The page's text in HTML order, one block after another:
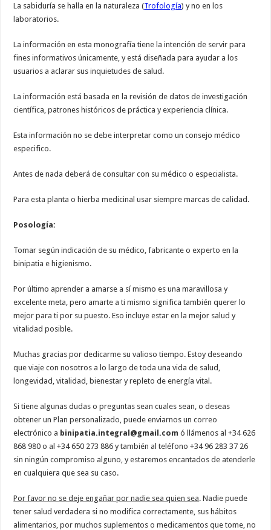
La sabiduría se halla en la naturaleza (Trofología) y no en los
laboratorios.
La información en esta monografía tiene la intención de servir para
fines informativos únicamente, y está diseñada para ayudar a los
usuarios a aclarar sus inquietudes de salud.
La información está basada en la revisión de datos de investigación
científica, patrones históricos de práctica y experiencia clínica.
Esta información no se debe interpretar como un consejo médico
especifico.
Antes de nada deberá de consultar con su médico o especialista.
Para esta planta o hierba medicinal usar siempre marcas de calidad.
Posología:
Tomar según indicación de su médico, fabricante o experto en la
binipatia e higienismo.
Por último aprender a amarse a sí mismo es una maravillosa y
excelente meta, pero amarte a ti mismo significa también querer lo
mejor para ti por su puesto. Eso incluye estar en la mejor salud y
vitalidad posible.
Muchas gracias por dedicarme su valioso tiempo. Estoy deseando
que viaje con nosotros a lo largo de toda una vida de salud,
longevidad, vitalidad, bienestar y repleto de energía vital.
Si tiene algunas dudas o preguntas sean cuales sean, o deseas
obtener un Plan personalizado, puede enviarnos un correo
electrónico a binipatia.integral@gmail.com ó llámenos al +34 626
868 980 o al +34 650 273 886 y también al teléfono +34 96 283 37 26
sin ningún compromiso alguno, y estaremos encantados de atenderle
en cualquiera que sea su caso.
Por favor no se deje engañar por nadie sea quien sea. Nadie puede
tener salud verdadera si no modifica correctamente, sus hábitos
alimentarios, por muchos suplementos o medicamentos que tome, no